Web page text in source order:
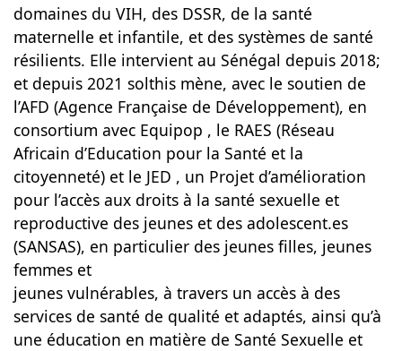
domaines du VIH, des DSSR, de la santé
maternelle et infantile, et des systèmes de santé
résilients. Elle intervient au Sénégal depuis 2018;
et depuis 2021 solthis mène, avec le soutien de
l’AFD (Agence Française de Développement), en
consortium avec Equipop , le RAES (Réseau
Africain d’Education pour la Santé et la
citoyenneté) et le JED , un Projet d’amélioration
pour l’accès aux droits à la santé sexuelle et
reproductive des jeunes et des adolescent.es
(SANSAS), en particulier des jeunes filles, jeunes
femmes et
jeunes vulnérables, à travers un accès à des
services de santé de qualité et adaptés, ainsi qu’à
une éducation en matière de Santé Sexuelle et